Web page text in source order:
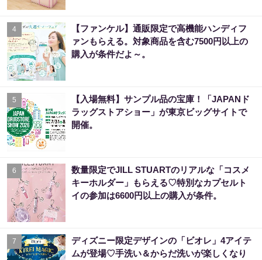
4
【ファンケル】通販限定で高機能ハンディフ
ァンもらえる。対象商品を含む7500円以上の
購入が条件だよ～。
5
【入場無料】サンプル品の宝庫！「JAPANド
ラッグストアショー」が東京ビッグサイトで
開催。
6
数量限定でJILL STUARTのリアルな「コスメ
キーホルダー」もらえる♡特別なカプセルト
イの参加は6600円以上の購入が条件。
7
ディズニー限定デザインの「ビオレ」4アイテ
ムが登場♡手洗い＆からだ洗いが楽しくなり